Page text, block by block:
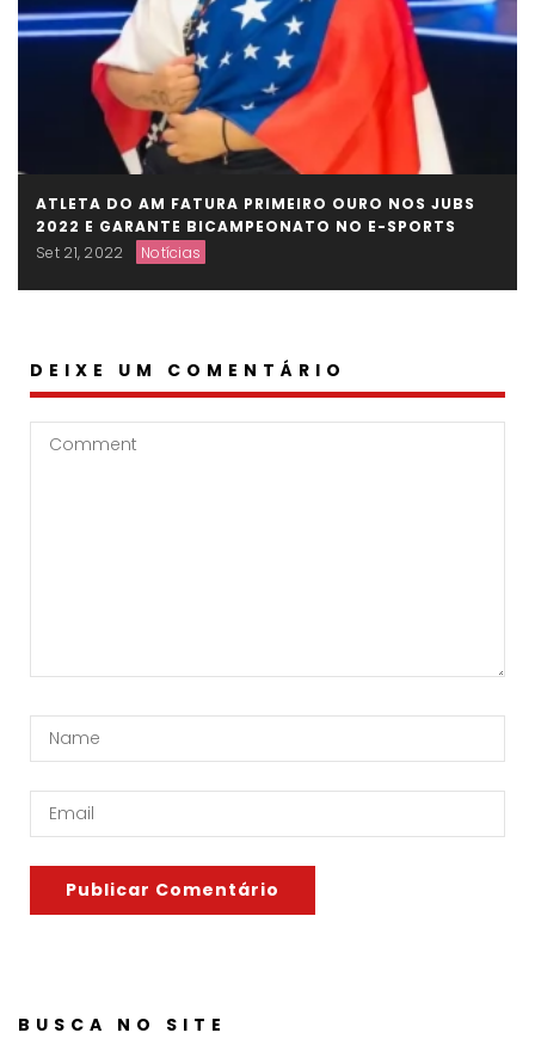
ATLETA DO AM FATURA PRIMEIRO OURO NOS JUBS
2022 E GARANTE BICAMPEONATO NO E-SPORTS
Set 21, 2022
Notícias
DEIXE UM COMENTÁRIO
BUSCA NO SITE